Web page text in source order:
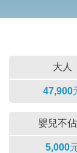
大人
47,900
嬰兒不
5,000